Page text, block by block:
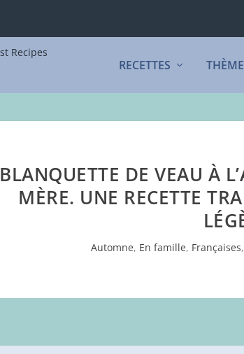
RECETTES
BLANQUETTE DE VEAU À
MÈRE. UNE RECETTE
Automne, En famille, Françaises,